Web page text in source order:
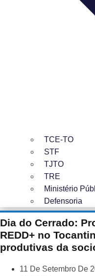
TCE-TO
STF
TJTO
TRE
Ministério
Defensoria
Dia do Cerrado:
REDD+ no
produtivas da
11 De Setembro De